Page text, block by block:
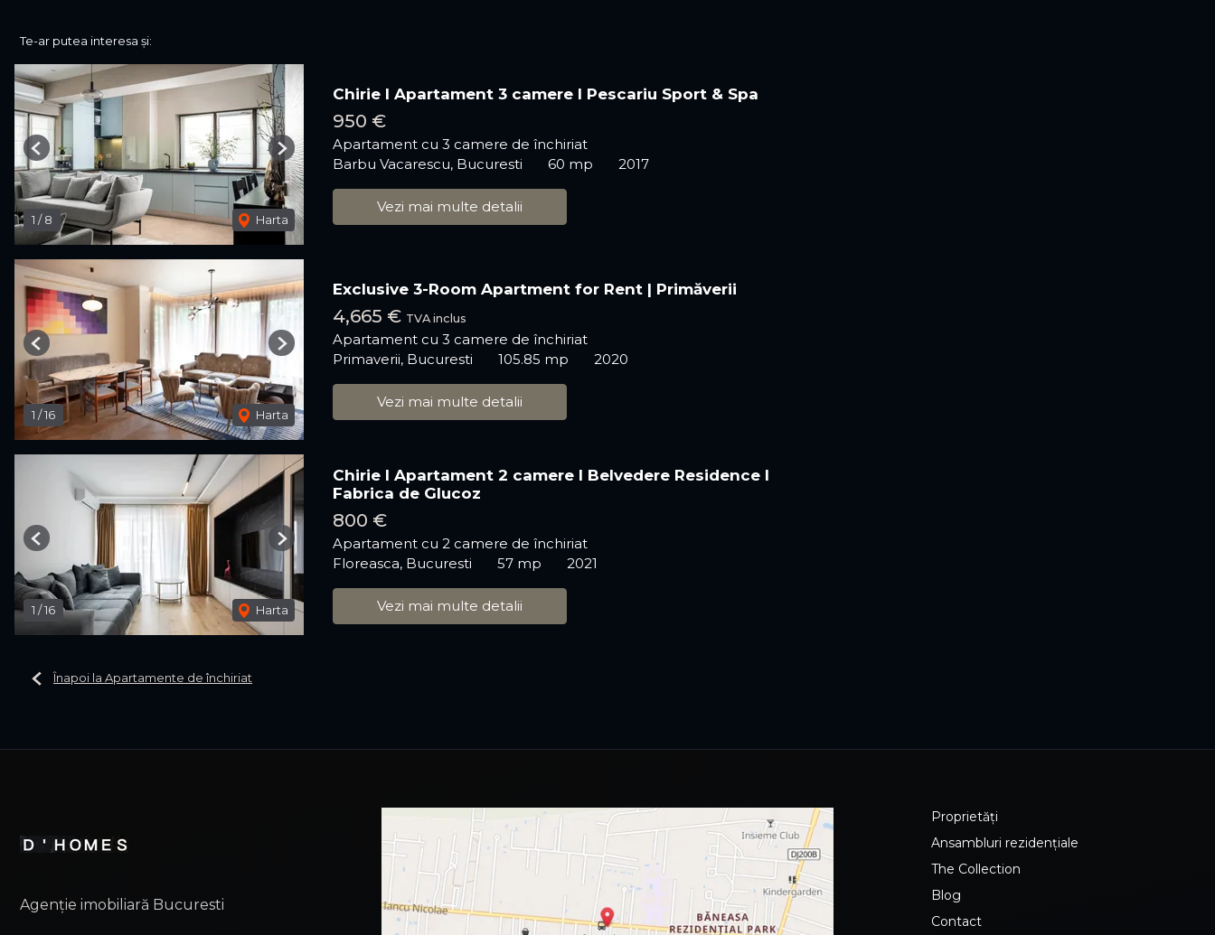
Te-ar putea interesa și:
1 /8 Harta
Previous Next
Chirie I Apartament 3 camere I Pescariu Sport & Spa
950 €
Apartament cu 3 camere de închiriat
Barbu Vacarescu, Bucuresti
60 mp 2017
Vezi mai multe detalii
1 /16 Harta
Previous Next
Exclusive 3-Room Apartment for Rent | Primăverii
4,665 € TVA inclus
Apartament cu 3 camere de închiriat
Primaverii, Bucuresti
105.85 mp 2020
Vezi mai multe detalii
1 /16 Harta
Previous Next
Chirie I Apartament 2 camere I Belvedere Residence I
Fabrica de Glucoz
800 €
Apartament cu 2 camere de închiriat
Floreasca, Bucuresti
57 mp 2021
Vezi mai multe detalii
Înapoi la Apartamente de închiriat
Agenție imobiliară Bucuresti
Proprietăți
Ansambluri rezidențiale
The Collection
Blog
Contact